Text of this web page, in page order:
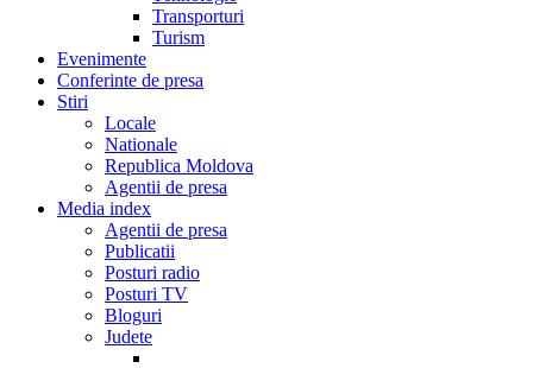
Transporturi
Turism
Evenimente
Conferinte de presa
Stiri
Locale
Nationale
Republica Moldova
Agentii de presa
Media index
Agentii de presa
Publicatii
Posturi radio
Posturi TV
Bloguri
Judete